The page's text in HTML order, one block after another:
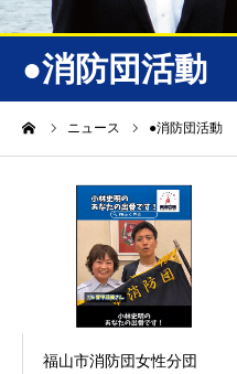
●消防団活動
ニュース ●消防団活動
福山市消防団女性分団
ニュース/トピックス
ニュース
お問合せ